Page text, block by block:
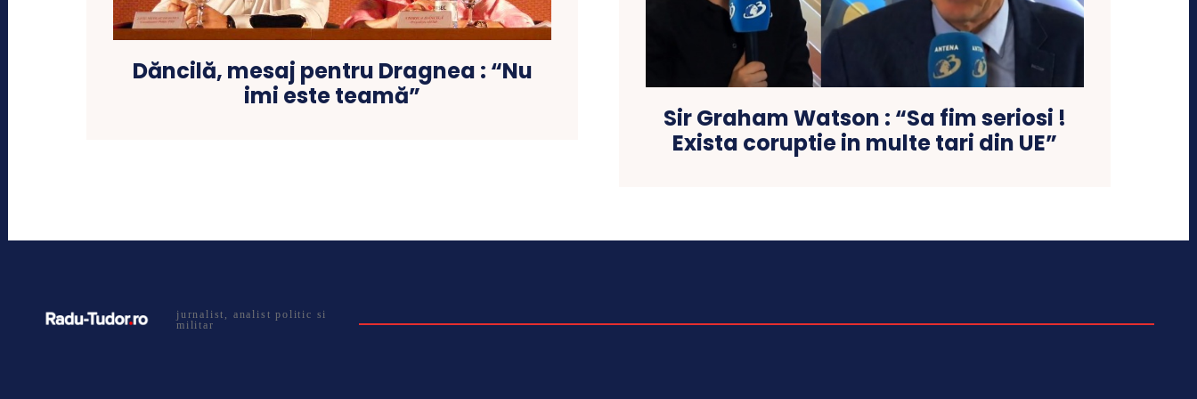
Dăncilă, mesaj pentru Dragnea : “Nu
imi este teamă”
Sir Graham Watson : “Sa fim seriosi !
Exista coruptie in multe tari din UE”
jurnalist, analist politic si
militar